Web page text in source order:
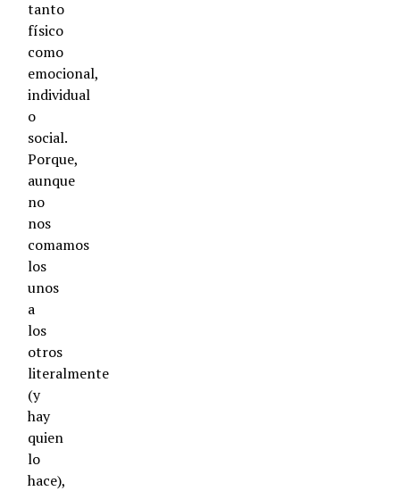
tanto
físico
como
emocional,
individual
o
social.
Porque,
aunque
no
nos
comamos
los
unos
a
los
otros
literalmente
(y
hay
quien
lo
hace),